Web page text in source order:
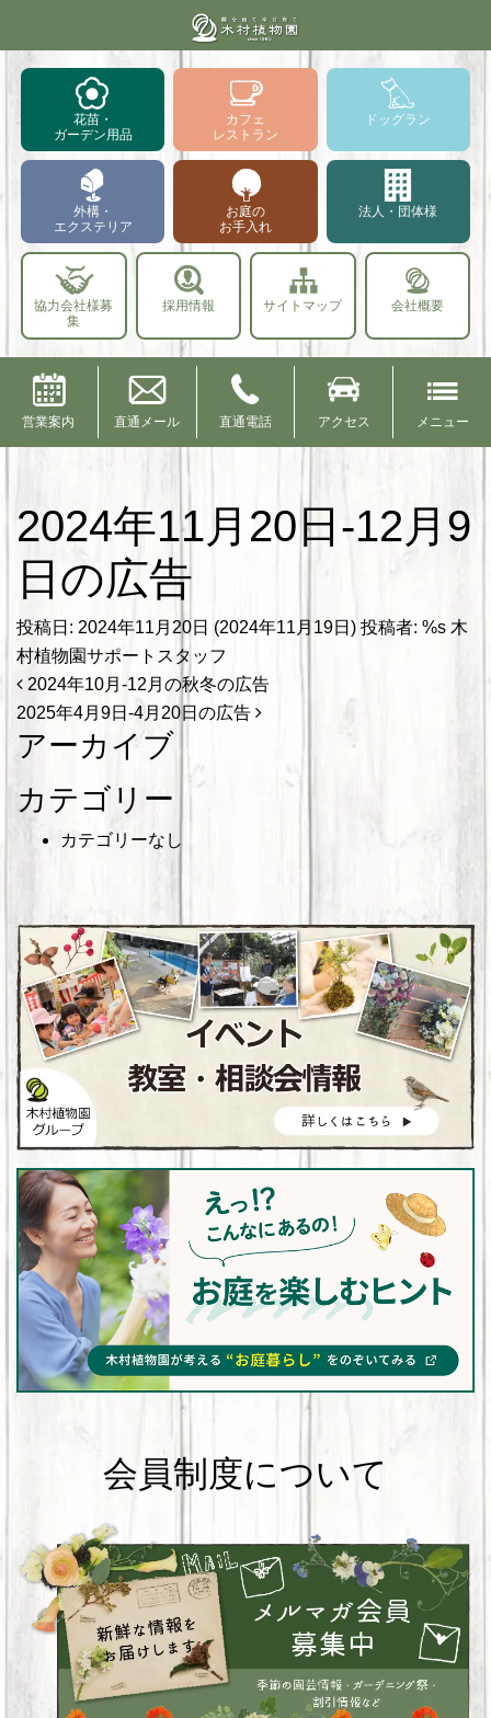
花苗・
ガーデン用品
カフェ
レストラン
ドッグラン
外構・
エクステリア
お庭の
お手入れ
法人・団体様
協力会社様募
集
採用情報 サイトマップ 会社概要
営業案内 直通メール 直通電話 アクセス メニュー
2024年11月20日-12月9
日の広告
投稿日: 2024年11月20日 (2024年11月19日) 投稿者: %s 木
村植物園サポートスタッフ
投稿ナビゲーション
2024年10月-12月の秋冬の広告
2025年4月9日-4月20日の広告
アーカイブ
カテゴリー
カテゴリーなし
会員制度について